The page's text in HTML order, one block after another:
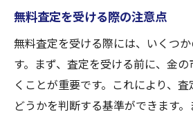
無料査定を受ける際の注意点
無料査定を受ける際には、いくつ
す。まず、査定を受ける前に、金
くことが重要です。これにより、
どうかを判断する基準ができます